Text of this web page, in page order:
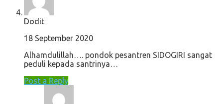
Dodit
18 September 2020
Alhamdulillah…. pondok pesantren SIDOGIRI sangat
peduli kepada santrinya…
Post a Reply